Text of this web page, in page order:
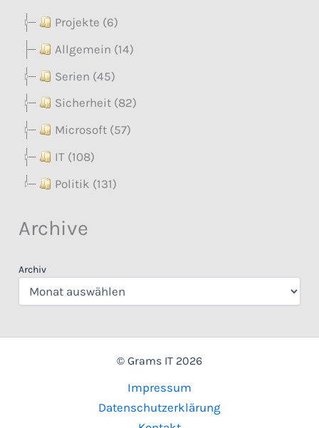
Projekte (6)
Allgemein (14)
Serien (45)
Sicherheit (82)
Microsoft (57)
IT (108)
Politik (131)
Archive
Archiv
© Grams IT 2026
Impressum
Datenschutzerklärung